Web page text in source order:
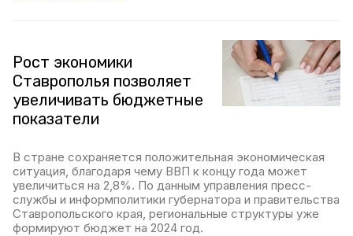
Рост экономики
Ставрополья позволяет
увеличивать бюджетные
показатели
В стране сохраняется положительная экономическая
ситуация, благодаря чему ВВП к концу года может
увеличиться на 2,8%. По данным управления пресс-
службы и информполитики губернатора и правительства
Ставропольского края, региональные структуры уже
формируют бюджет на 2024 год.